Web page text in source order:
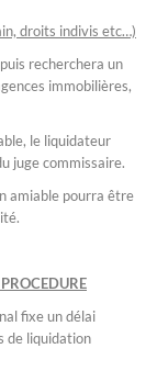
droits indivis etc…)
recherchera un
immobilières,
le liquidateur
juge commissaire.
amiable pourra être
fixe un délai
de liquidation